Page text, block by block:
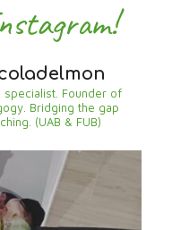
specialist. Founder of
Bridging the gap
(UAB & FUB)